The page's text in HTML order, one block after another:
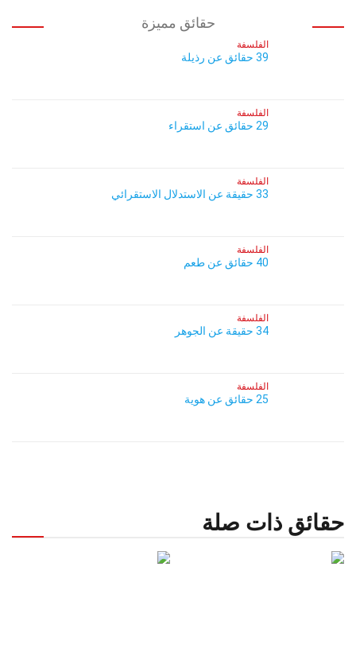
حقائق مميزة
الفلسفة
39 حقائق عن رذيلة
الفلسفة
29 حقائق عن استقراء
الفلسفة
33 حقيقة عن الاستدلال الاستقرائي
الفلسفة
40 حقائق عن طعم
الفلسفة
34 حقيقة عن الجوهر
الفلسفة
25 حقائق عن هوية
حقائق ذات صلة